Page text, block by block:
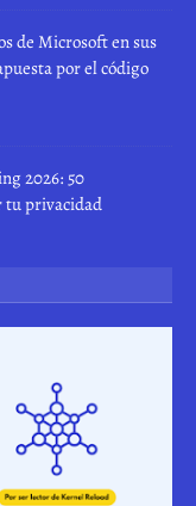
de Microsoft en sus
por el código
2026: 50
tu privacidad